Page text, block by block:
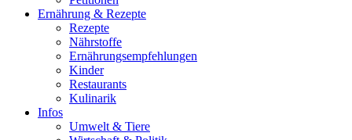
Ernährung & Rezepte
Rezepte
Nährstoffe
Ernährungsempfehlungen
Kinder
Restaurants
Kulinarik
Infos
Umwelt & Tiere